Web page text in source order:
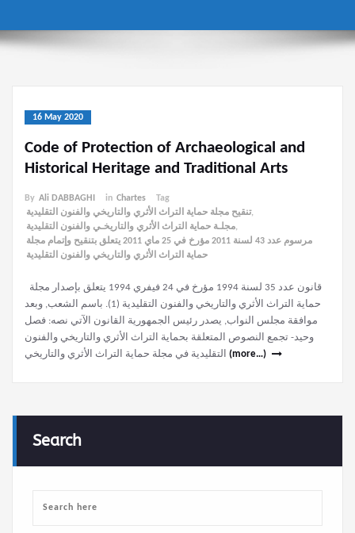
16 May 2020
Code of Protection of Archaeological and
Historical Heritage and Traditional Arts
By Ali DABBAGHI in Chartes
Tag
تنقيح مجلة حماية التراث الأثري والتاريخي والفنون التقليدية,
مجلـة حماية التراث الأثري والتاريخـي والفنون التقليدية,
مرسوم عدد 43 لسنة 2011 مؤرخ في 25 ماي 2011 يتعلق بتنقيح وإتمام مجلة
حماية التراث الأثري والتاريخي والفنون التقليدية
حماية التراث الأثري والتاريخي والفنون التقليدية (1). باسم الشعب, وبعد
موافقة مجلس النواب, يصدر رئيس الجمهورية القانون الآتي نصه: فصل
وحيد- تجمع النصوص المتعلقة بحماية التراث الأثري والتاريخي والفنون
(more…)
Search